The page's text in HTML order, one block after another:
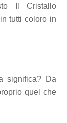
Il Cristallo
tutti coloro in
significa? Da
quel che